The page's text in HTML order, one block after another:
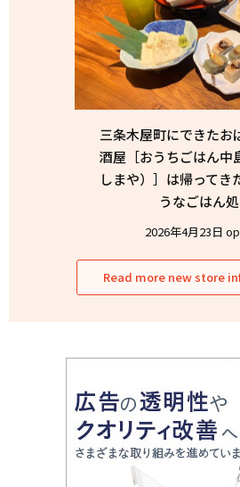
三条木屋町にできたお
酒屋［おうちごはん中
しまや）］は帰ってき
うなごはん処
2026年4月23日
Read more new store